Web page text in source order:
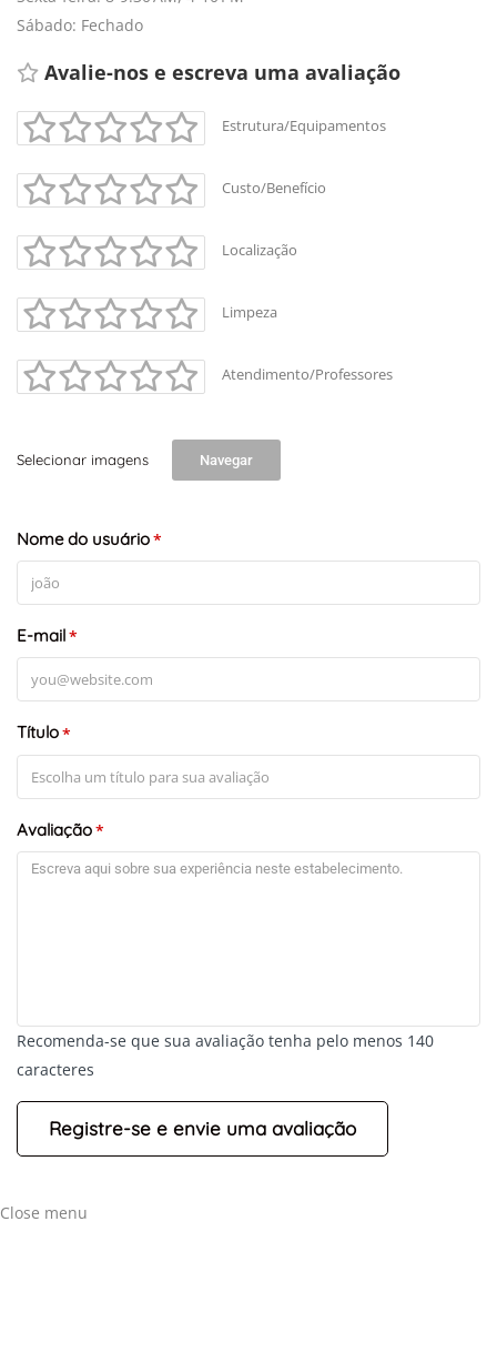
Leaflet
Sábado: Fechado
Avalie-nos e escreva uma avaliação
Estrutura/Equipamentos
Custo/Benefício
Localização
Limpeza
Atendimento/Professores
Selecionar imagens Navegar
Nome do usuário*
E-mail*
Título*
Avaliação*
Recomenda-se que sua avaliação tenha pelo menos 140
caracteres
Close menu